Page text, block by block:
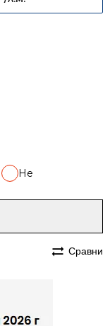
Не
Сравни